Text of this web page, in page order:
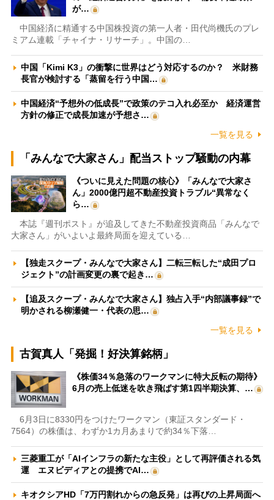
が…
中国経済に精通する中国株投資の第一人者・田代尚機氏のプレ
ミアム連載「チャイナ・リサーチ」。中国の…
中国「Kimi K3」の衝撃に世界はどう対応するのか？ 米財務
長官が検討する「蒸留を行う中国…
中国経済“予想外の低成長”で政策のテコ入れ必至か 経済運営
方針の修正で成長加速が予想さ…
一覧を見る
「みんなで大家さん」配当ストップ騒動の内幕
《ついに見えた問題の核心》「みんなで大家さ
ん」2000億円超不動産投資トラブル“異常なく
ら…
本誌『週刊ポスト』が追及してきた不動産投資商品「みんなで
大家さん」がいよいよ最終局面を迎えている…
【独走スクープ・みんなで大家さん】二転三転した“成田プロ
ジェクト”の計画変更の裏で起き…
【追及スクープ・みんなで大家さん】独占入手“内部議事録”で
明かされる柳瀬健一・代表の思…
一覧を見る
古賀真人「発掘！好決算銘柄」
《株価34％急落のワークマンに特大反転の期待》
6月の売上低迷を吹き飛ばす第1四半期決算、…
6月3日に8330円をつけたワークマン（東証スタンダード・
7564）の株価は、わずか1カ月あまりで約34％下落…
三菱重工が「AIインフラの新たな主役」として再評価される気
運 エヌビディアとの提携でAI…
キオクシアHD「7万円割れからの急反発」は再びの上昇局面へ